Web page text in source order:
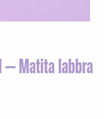
– Matita labbra